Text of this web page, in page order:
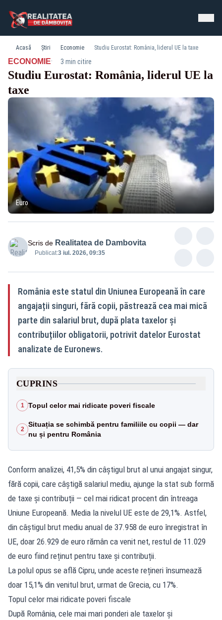
Acasă Știri Economie Studiu Eurostat: România, liderul UE la taxe
ECONOMIE· 3 min citire
Studiu Eurostat: România, liderul UE la
taxe
Euro
Scris de Realitatea de Dambovita
Publicat:3 iul. 2026, 09:35
România este statul din Uniunea Europeană în care
angajații singuri, fără copii, păstrează cea mai mică
parte din salariul brut, după plata taxelor și
contribuțiilor obligatorii, potrivit datelor Eurostat
analizate de Euronews.
CUPRINS
1 Topul celor mai ridicate poveri fiscale
2
Situația se schimbă pentru familiile cu copii — dar
nu și pentru România
Conform analizei, 41,5% din câștigul brut al unui angajat singur,
fără copii, care câștigă salariul mediu, ajunge la stat sub formă
de taxe și contribuții — cel mai ridicat procent din întreaga
Uniune Europeană. Media la nivelul UE este de 29,1%. Astfel,
din câștigul brut mediu anual de 37.958 de euro înregistrat în
UE, doar 26.929 de euro rămân ca venit net, restul de 11.029
de euro fiind reținut pentru taxe și contribuții.
La polul opus se află Cipru, unde aceste rețineri însumează
doar 15,1% din venitul brut, urmat de Grecia, cu 17%.
Topul celor mai ridicate poveri fiscale
După România, cele mai mari ponderi ale taxelor și